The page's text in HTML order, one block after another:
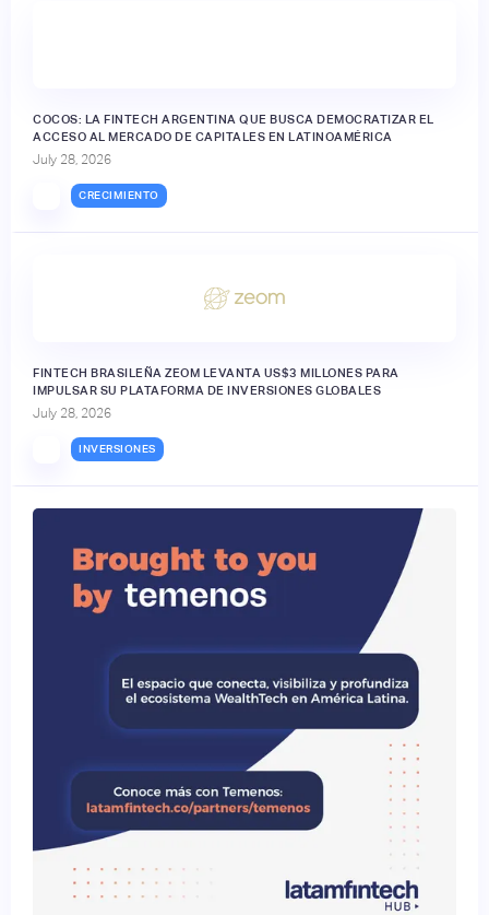
COCOS: LA FINTECH ARGENTINA QUE BUSCA DEMOCRATIZAR EL
ACCESO AL MERCADO DE CAPITALES EN LATINOAMÉRICA
July 28, 2026
CRECIMIENTO
FINTECH BRASILEÑA ZEOM LEVANTA US$3 MILLONES PARA
IMPULSAR SU PLATAFORMA DE INVERSIONES GLOBALES
July 28, 2026
INVERSIONES